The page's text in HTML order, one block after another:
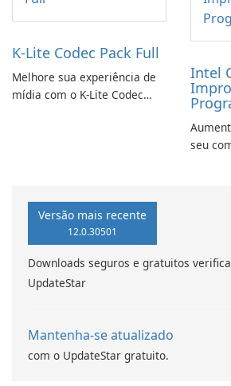
K-Lite Codec Pack Full
Melhore sua experiência de
mídia com o K-Lite Codec
Intel
seu
Versão mais recente
12.0.30501
Downloads seguros e gratuitos
UpdateStar
Mantenha-se atualizado
com o UpdateStar gratuito.